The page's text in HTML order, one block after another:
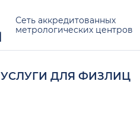
Сеть аккредитованных
метрологических центров
УСЛУГИ ДЛЯ ФИЗЛИЦ